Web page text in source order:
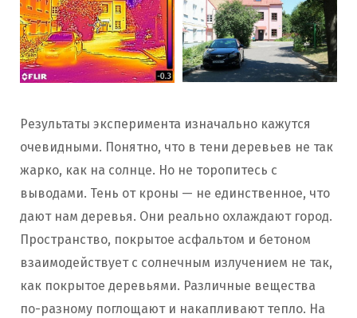
Результаты эксперимента изначально кажутся
очевидными. Понятно, что в тени деревьев не так
жарко, как на солнце. Но не торопитесь с
выводами. Тень от кроны — не единственное, что
дают нам деревья. Они реально охлаждают город.
Пространство, покрытое асфальтом и бетоном
взаимодействует с солнечным излучением не так,
как покрытое деревьями. Различные вещества
по-разному поглощают и накапливают тепло. На